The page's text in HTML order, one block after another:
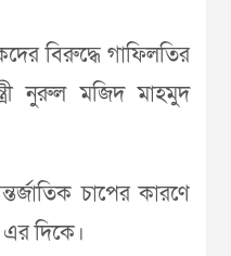
বিরুদ্ধে গাফিলতির
নুরুল মজিদ মাহমুদ
চাপের কারণে
এর দিকে।